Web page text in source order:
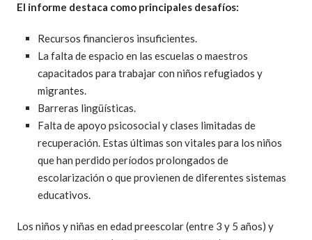
El informe destaca como principales desafíos:
Recursos financieros insuficientes.
La falta de espacio en las escuelas o maestros
capacitados para trabajar con niños refugiados y
migrantes.
Barreras lingüísticas.
Falta de apoyo psicosocial y clases limitadas de
recuperación. Estas últimas son vitales para los niños
que han perdido períodos prolongados de
escolarización o que provienen de diferentes sistemas
educativos.
Los niños y niñas en edad preescolar (entre 3 y 5 años) y